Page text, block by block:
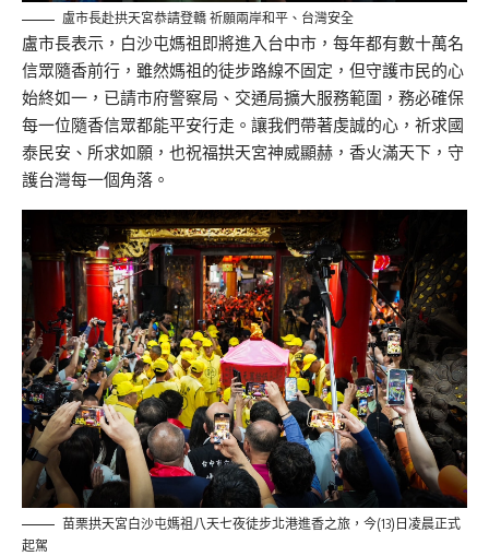
盧市長赴拱天宮恭請登轎 祈願兩岸和平、台灣安全
盧市長表示，白沙屯媽祖即將進入台中市，每年都有數十萬名
信眾隨香前行，雖然媽祖的徒步路線不固定，但守護市民的心
始終如一，已請市府警察局、交通局擴大服務範圍，務必確保
每一位隨香信眾都能平安行走。讓我們帶著虔誠的心，祈求國
泰民安、所求如願，也祝福拱天宮神威顯赫，香火滿天下，守
護台灣每一個角落。
苗栗拱天宮白沙屯媽祖八天七夜徒步北港進香之旅，今(13)日凌晨正式
起駕